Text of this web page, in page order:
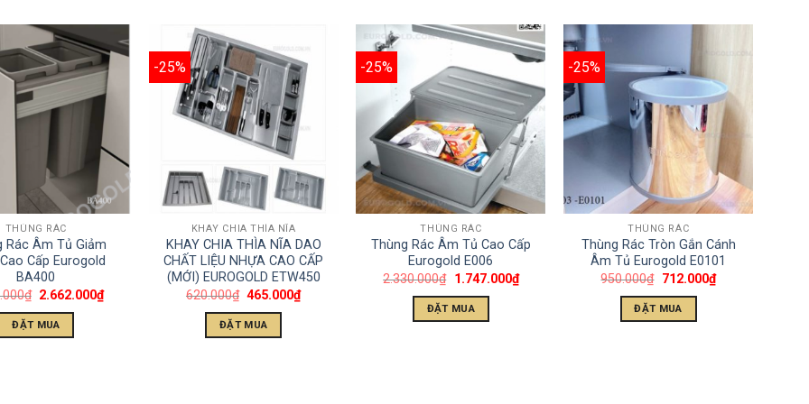
THÙNG RÁC
Rác Âm Tủ Giảm
Cấp Eurogold
BA400
₫ 2.662.000₫
ĐẶT MUA
-25%
KHAY CHIA THÌA NĨA
KHAY CHIA THÌA NĨA DAO
CHẤT LIỆU NHỰA CAO CẤP
(MỚI) EUROGOLD ETW450
620.000₫ 465.000₫
ĐẶT MUA
-25%
THÙNG RÁC
Thùng Rác Âm Tủ Cao Cấp
Eurogold E006
2.330.000₫ 1.747.000₫
ĐẶT MUA
-25%
THÙNG RÁC
Thùng Rác Tròn Gắn Cánh
Âm Tủ Eurogold E0101
950.000₫ 712.000₫
ĐẶT MUA